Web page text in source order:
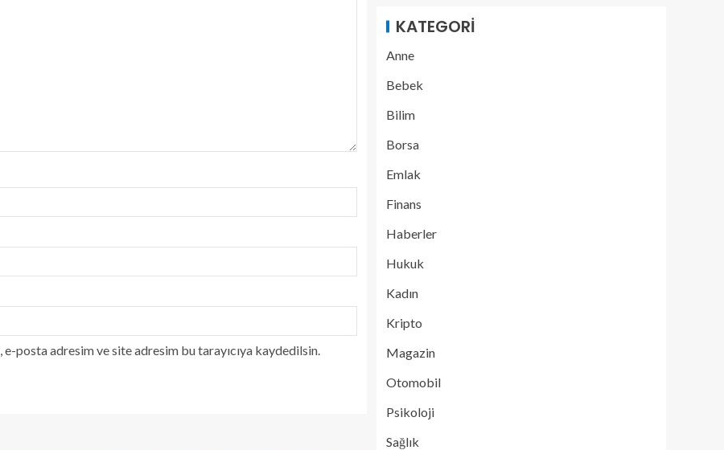
e-posta adresim ve site adresim bu tarayıcıya kaydedilsin.
KATEGORI
Anne
Bebek
Bilim
Borsa
Emlak
Finans
Haberler
Hukuk
Kadın
Kripto
Magazin
Otomobil
Psikoloji
Sağlık